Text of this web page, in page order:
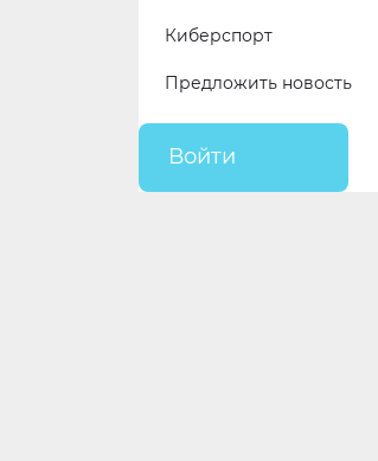
Киберспорт
Предложить новость
Войти